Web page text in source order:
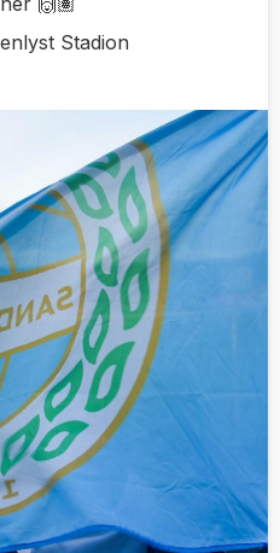
Stadion